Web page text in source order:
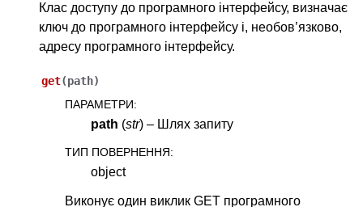
navigation of Настанови з налаштовування
Клас доступу до програмного інтерфейсу, визначає
ключ до програмного інтерфейсу і, необов’язково,
адресу програмного інтерфейсу.
get(path)
ПАРАМЕТРИ:
path (str) – Шлях запиту
ТИП ПОВЕРНЕННЯ:
object
Виконує один виклик GET програмного